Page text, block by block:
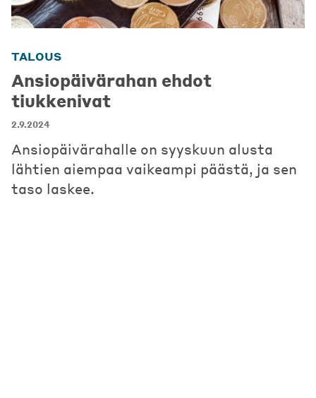
TALOUS
Ansiopäivärahan ehdot
tiukkenivat
2.9.2024
Ansiopäivärahalle on syyskuun alusta
lähtien aiempaa vaikeampi päästä, ja sen
taso laskee.